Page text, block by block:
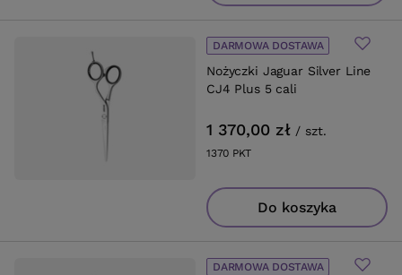
Nożyczki Jaguar Silver Line
CJ4 Plus 5 cali
DARMOWA DOSTAWA
1 370,00 zł / szt.
1370 PKT
Do koszyka
DARMOWA DOSTAWA